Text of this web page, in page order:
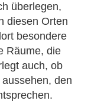
überlegen,
diesen Orten
besondere
Räume, die
auch, ob
den